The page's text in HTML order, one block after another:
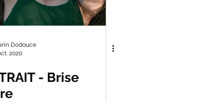
Dodouce
2020
- Brise